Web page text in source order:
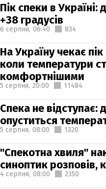
Пік спеки в Україні:
+38 градусів
6 серпня, 06:40 834
На Україну чекає
коли температури
комфортнішими
5 серпня, 20:00 11484
Спека не відступає:
опуститься
5 серпня, 08:00 1320
"Спекотна хвиля"
синоптик розповів,
4 серпня, 08:00 2350